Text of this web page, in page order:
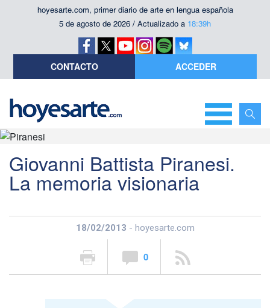
hoyesarte.com, primer diario de arte en lengua española
5 de agosto de 2026 / Actualizado a 18:39h
CONTACTO ACCEDER
Giovanni Battista Piranesi.
La memoria visionaria
18/02/2013 - hoyesarte.com
0